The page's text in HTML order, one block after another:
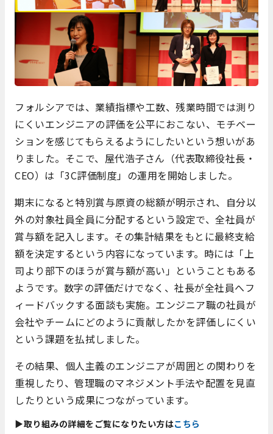
フォルシアでは、業績指標や工数、残業時間では測り
にくいエンジニアの評価を公平におこない、モチベー
ションを感じてもらえるようにしたいという想いがあ
りました。そこで、屋代浩子さん（代表取締役社長・
CEO）は「3C評価制度」の運用を開始しました。
期末になると特別賞与原資の総額が明示され、自分以
外の対象社員全員に分配するという設定で、全社員が
賞与額を記入します。その集計結果をもとに最終支給
額を決定するという内容になっています。時には「上
司より部下のほうが賞与額が高い」ということもある
ようです。数字の評価だけでなく、社長が全社員へフ
ィードバックする面談も実施。エンジニア職の社員が
会社やチームにどのように貢献したかを評価しにくい
という課題を払拭しました。
その結果、個人主義のエンジニアが周囲との関わりを
重視したり、管理職のマネジメント手法や配置を見直
したりという成果につながっています。
▶取り組みの詳細をご覧になりたい方はこちら